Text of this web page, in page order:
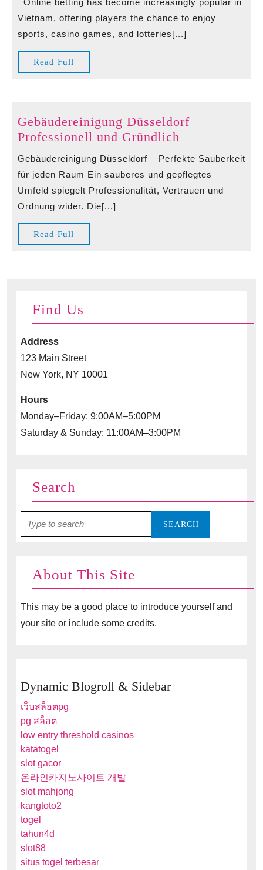
Bonuses
and
Promotions
Vietnam, offering players the chance to enjoy
sports, casino games, and lotteries[...]
Read Full
Full
Gebäudereinigung Düsseldorf
Professionell und Gründlich
Professionell
und
Gründlich
Gebäudereinigung Düsseldorf – Perfekte Sauberkeit
für jeden Raum Ein sauberes und gepflegtes
Umfeld spiegelt Professionalität, Vertrauen und
Ordnung wider. Die[...]
Read Full
Full
Find Us
Address
123 Main Street
New York, NY 10001
Hours
Monday–Friday: 9:00AM–5:00PM
Saturday & Sunday: 11:00AM–3:00PM
Search
for:
About This Site
This may be a good place to introduce yourself and
your site or include some credits.
Dynamic Blogroll & Sidebar
เว็บสล็อตpg
pg สล็อต
low entry threshold casinos
katatogel
slot gacor
온라인카지노사이트 개발
slot mahjong
kangtoto2
togel
tahun4d
slot88
situs togel terbesar